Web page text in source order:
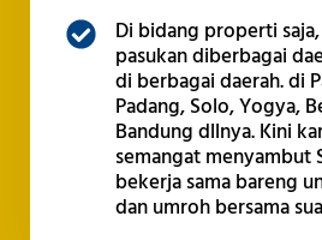
Di bidang properti
pasukan diberbagai
di berbagai daerah. di
Padang, Solo, Yogya,
Bandung dllnya. Kini
semangat menyambut
bekerja sama bareng
dan umroh bersama